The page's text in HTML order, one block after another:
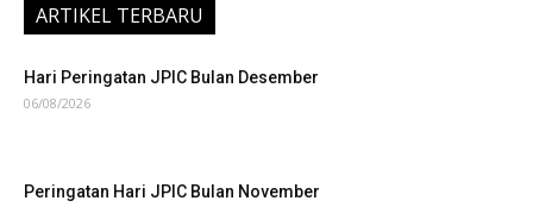
ARTIKEL TERBARU
Hari Peringatan JPIC Bulan Desember
06/08/2026
Peringatan Hari JPIC Bulan November